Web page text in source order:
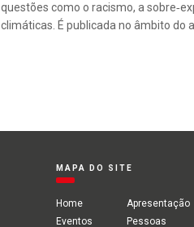
questões como o racismo, a
climáticas. É publicada no âmbito do
MAPA DO SITE
Home
Apresentação
Eventos
Pessoas